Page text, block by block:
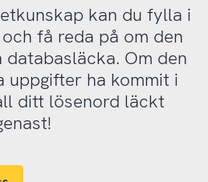
kan du fylla i
få reda på om den
Om den
uppgifter ha kommit i
ditt lösenord läckt